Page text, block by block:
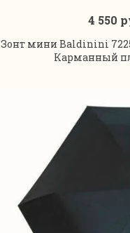
В
4 550
Зонт мини Baldinini
Карманный